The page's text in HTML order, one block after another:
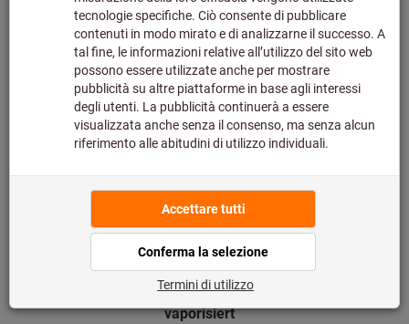
B vaporisiert
Art.-Nr.: 132150
Lieferbar
14 Varianten
Maschinen-Gewindebohrer
vaporisiert